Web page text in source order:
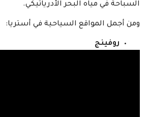
السباحة في مياه البحر الأدرياتيكي.
ومن أجمل المواقع السياحية في أستريا:
روفينج